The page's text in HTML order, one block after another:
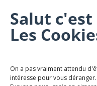
Salut c'est
Les
On a pas vraiment attendu
intéresse pour vous déranger.
Les p'tits citoyens
Trail Saintmartinois
Karaté Mont Saint